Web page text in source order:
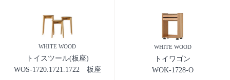
WHITE WOOD
トイスツール(板座)
WOS-1720.1721.1722 板座
WHITE WOOD
トイワゴン
WOK-1728-O